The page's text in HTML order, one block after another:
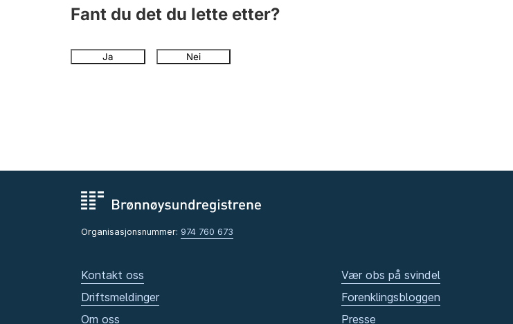
Fant du det du lette etter?
Ja Nei
Organisasjonsnummer: 974 760 673
Kontakt oss
Driftsmeldinger
Om oss
Vær obs på svindel
Forenklingsbloggen
Presse